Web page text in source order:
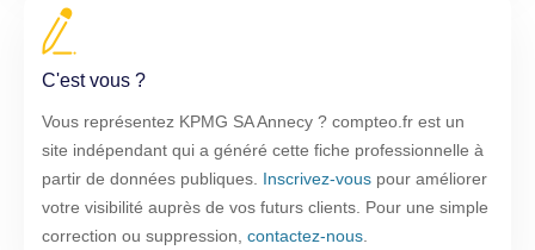
C'est vous ?
Vous représentez KPMG SA Annecy ? compteo.fr est un
site indépendant qui a généré cette fiche professionnelle à
partir de données publiques. Inscrivez-vous pour améliorer
votre visibilité auprès de vos futurs clients. Pour une simple
correction ou suppression, contactez-nous